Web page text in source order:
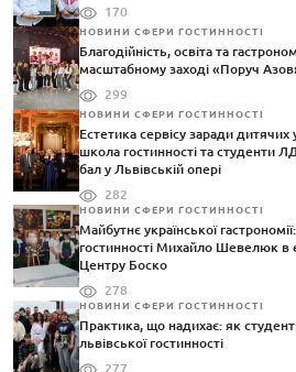
170
НОВИНИ СФЕРИ ГОСТИННОСТІ
Благодійність, освіта та
масштабному заході «Поруч
299
НОВИНИ СФЕРИ ГОСТИННОСТІ
Естетика сервісу заради
школа гостинності та студенти
бал у Львівській опері
282
НОВИНИ СФЕРИ ГОСТИННОСТІ
Майбутнє української
гостинності Михайло Шевелюк в
Центру Боско
278
НОВИНИ СФЕРИ ГОСТИННОСТІ
Практика, що надихає: як
львівської гостинності
277